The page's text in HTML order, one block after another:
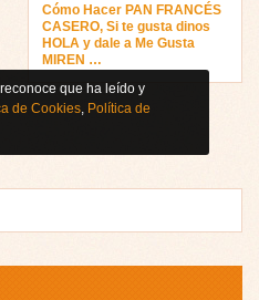
Cómo Hacer PAN FRANCÉS
CASERO, Si te gusta dinos
HOLA y dale a Me Gusta
MIREN …
que ha leído y
de Cookies, Política de